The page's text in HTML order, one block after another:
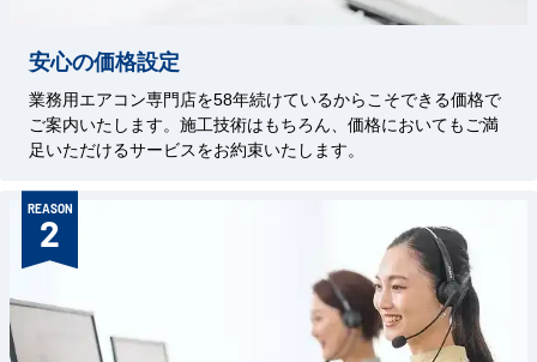
安心の価格設定
業務用エアコン専門店を58年続けているからこそできる価格で
ご案内いたします。施工技術はもちろん、価格においてもご満
足いただけるサービスをお約束いたします。
REASON
2